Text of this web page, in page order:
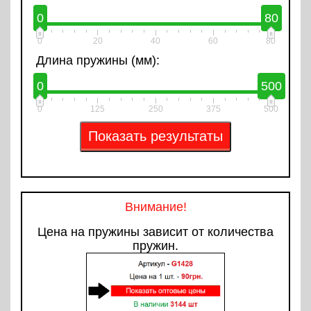
0
80
0 20 40 60 80
Длина пружины (мм):
0
500
0 125 250 375 500
Внимание!
Цена на пружины зависит от количества
пружин.